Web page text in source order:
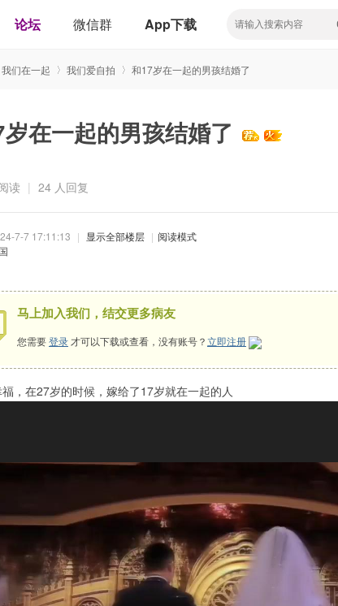
论坛 微信群 App下载
我们在一起
›
我们爱自拍
›
和17岁在一起的男孩结婚了
在一起的男孩结婚了
读 | 24 人回复
7-7 17:11:13 | 显示全部楼层 | 阅读模式
马上加入我们，结交更多病友
您需要登录 才可以下载或查看，没有账号？立即注册
，在27岁的时候，嫁给了17岁就在一起的人